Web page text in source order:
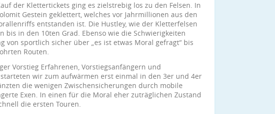
der Klettertickets ging es zielstrebig los zu den Felsen. In
Gestein geklettert, welches vor Jahrmillionen aus den
entstanden ist. Die Hustley, wie der Kletterfelsen
bis in den 10ten Grad. Ebenso wie die Schwierigkeiten
von sportlich sicher über „es ist etwas Moral gefragt“ bis
Routen.
Vorstieg Erfahrenen, Vorstiegsanfängern und
wir zum aufwärmen erst einmal in den 3er und 4er
die wenigen Zwischensicherungen durch mobile
Exen. In einen für die Moral eher zuträglichen Zustand
die ersten Touren.